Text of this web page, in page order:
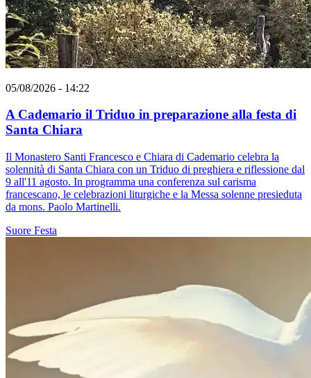
05/08/2026 - 14:22
A Cademario il Triduo in preparazione alla festa di
Santa Chiara
Il Monastero Santi Francesco e Chiara di Cademario celebra la
solennità di Santa Chiara con un Triduo di preghiera e riflessione dal
9 all'11 agosto. In programma una conferenza sul carisma
francescano, le celebrazioni liturgiche e la Messa solenne presieduta
da mons. Paolo Martinelli.
Suore Festa